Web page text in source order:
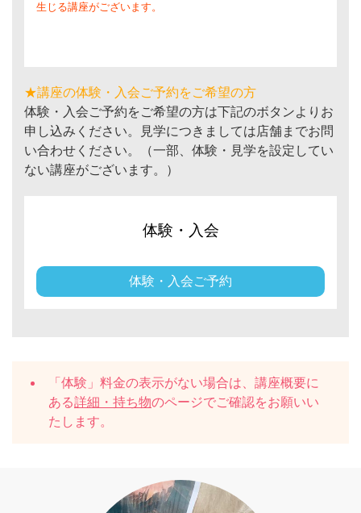
生じる講座がございます。
★講座の体験・入会ご予約をご希望の方
体験・入会ご予約をご希望の方は下記のボタンよりお
申し込みください。見学につきましては店舗までお問
い合わせください。（一部、体験・見学を設定してい
ない講座がございます。）
体験・入会
体験・入会ご予約
「体験」料金の表示がない場合は、講座概要に
ある詳細・持ち物のページでご確認をお願いい
たします。